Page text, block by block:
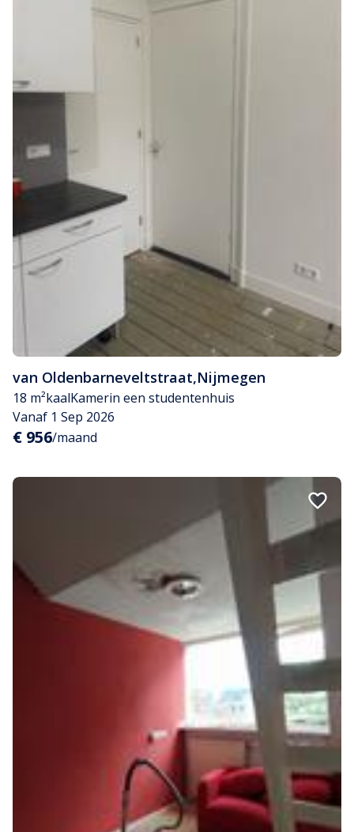
van Oldenbarneveltstraat,Nijmegen
18 m²kaalKamerin een studentenhuis
Vanaf 1 Sep 2026
€ 956/maand